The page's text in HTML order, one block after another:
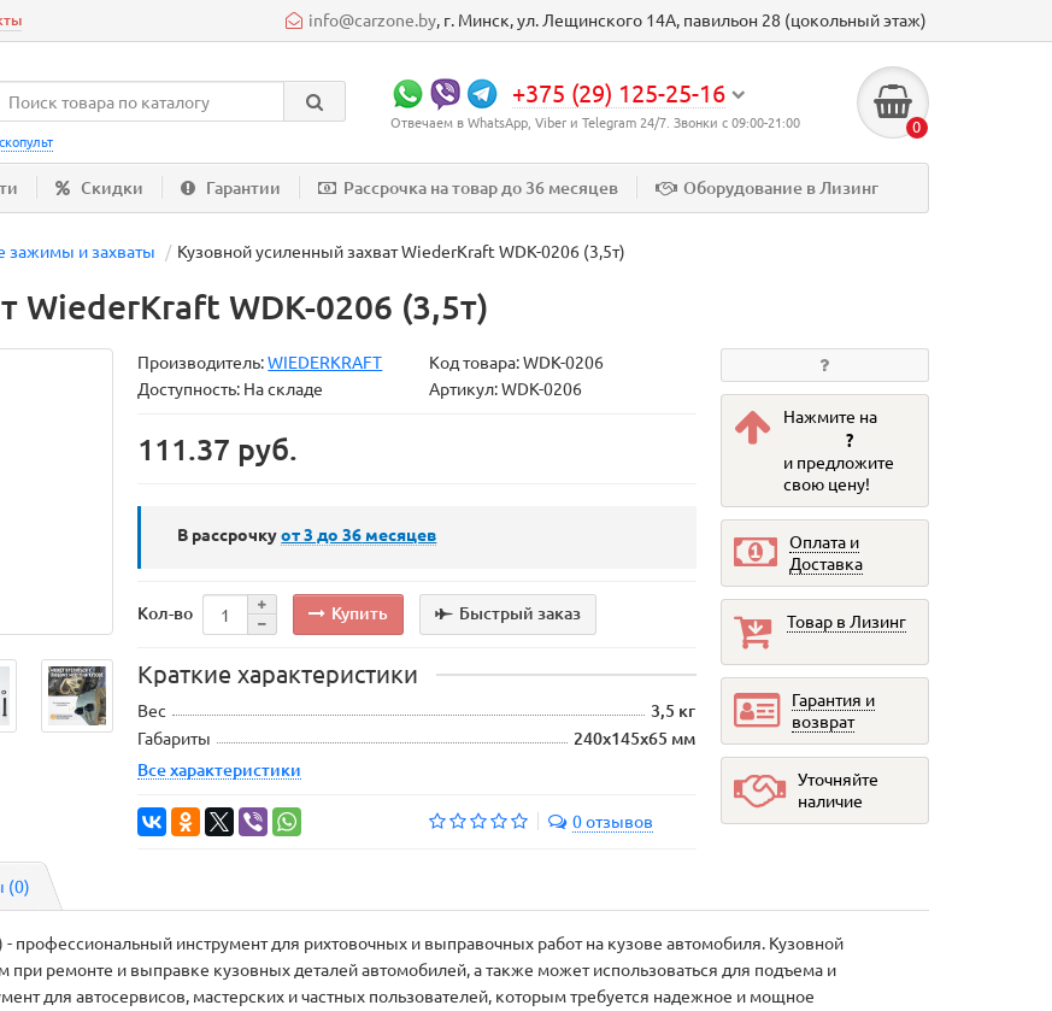
info@carzone.by, г. Минск, ул. Лещинского 14А, павильон 28 (цокольный этаж)
+375 (29) 125-25-16
Отвечаем в WhatsApp, Viber и Telegram 24/7. Звонки с 09:00-21:00 0
Скидки Гарантии Рассрочка на товар до 36 месяцев Оборудование в Лизинг
зажимы и захваты Кузовной усиленный захват WiederKraft WDK-0206 (3,5т)
WiederKraft WDK-0206 (3,5т)
Производитель:WIEDERKRAFT Код товара:WDK-0206
Доступность: На складе
Артикул: WDK-0206
111.37 руб.
В рассрочкуот 3 до 36 месяцев
Кол-во Купить Быстрый заказ
Краткие характеристики
Вес 3,5 кг
Габариты
240x145x65 мм
Все характеристики
0 отзывов
Нажмите на
?
и предложите
свою цену!
Оплата и
Доставка
Товар в Лизинг
Гарантия и
возврат
Уточняйте
наличие
(0)
профессиональный инструмент для рихтовочных и выправочных работ на кузове автомобиля. Кузовной
при ремонте и выправке кузовных деталей автомобилей, а также может использоваться для подъема и
для автосервисов, мастерских и частных пользователей, которым требуется надежное и мощное